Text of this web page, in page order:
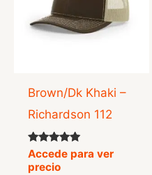
Brown/Dk Khaki –
Richardson 112
Valorado
con
5.00
Accede para ver
precio